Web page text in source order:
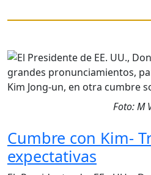
Foto: M
Cumbre con Kim-
expectativas